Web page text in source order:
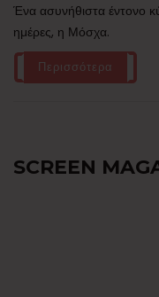
Ένα ασυνήθιστα έντονο
ημέρες, η Μόσχα.
Περισσότερα
SCREEN